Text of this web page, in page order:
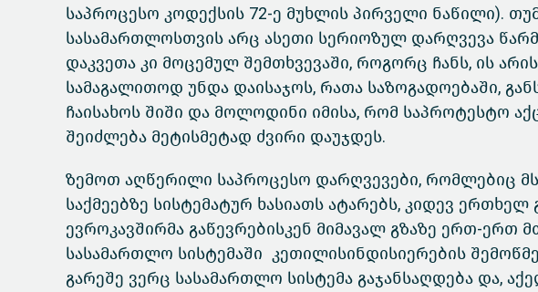
საპროცესო კოდექსის 72-ე მუხლის პირველი ნაწილი).
სასამართლოსთვის არც ასეთი სერიოზულ დარღვევა
დაკვეთა კი მოცემულ შემთხვევაში, როგორც ჩანს, ის
სამაგალითოდ უნდა დაისაჯოს, რათა საზოგადოებაში,
ჩაისახოს შიში და მოლოდინი იმისა, რომ საპროტესტო
შეიძლება მეტისმეტად ძვირი დაუჯდეს.
ზემოთ აღწერილი საპროცესო დარღვევები, რომლებიც
საქმეებზე სისტემატურ ხასიათს ატარებს, კიდევ
ევროკავშირმა გაწევრებისკენ მიმავალ გზაზე ერთ-ერთ
სასამართლო სისტემაში კეთილისინდისიერების
გარეშე ვერც სასამართლო სისტემა გაჯანსაღდება და,